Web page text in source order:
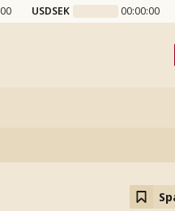
USDSEK 00:00:00